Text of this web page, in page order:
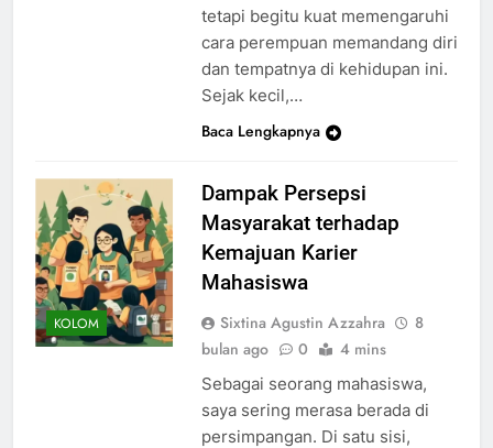
tetapi begitu kuat memengaruhi
cara perempuan memandang diri
dan tempatnya di kehidupan ini.
Sejak kecil,…
Baca Lengkapnya
KOLOM
Dampak Persepsi
Masyarakat terhadap
Kemajuan Karier
Mahasiswa
Sixtina Agustin Azzahra
8
bulan ago
0 4 mins
Sebagai seorang mahasiswa,
saya sering merasa berada di
persimpangan. Di satu sisi,